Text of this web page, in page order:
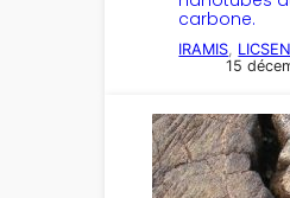
carbone.
IRAMIS, LICSEN
15